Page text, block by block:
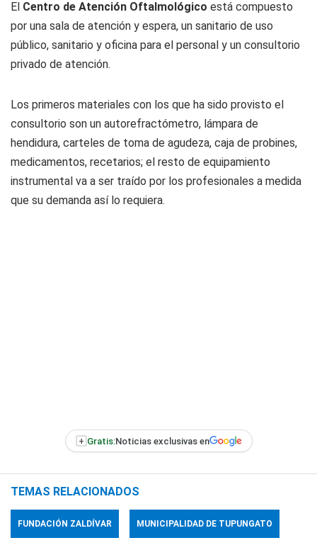
El Centro de Atención Oftalmológico está compuesto
por una sala de atención y espera, un sanitario de uso
público, sanitario y oficina para el personal y un consultorio
privado de atención.
Los primeros materiales con los que ha sido provisto el
consultorio son un autorefractómetro, lámpara de
hendidura, carteles de toma de agudeza, caja de probines,
medicamentos, recetarios; el resto de equipamiento
instrumental va a ser traído por los profesionales a medida
que su demanda así lo requiera.
+ Gratis:Noticias exclusivas en
TEMAS RELACIONADOS
FUNDACIÓN ZALDÍVAR MUNICIPALIDAD DE TUPUNGATO